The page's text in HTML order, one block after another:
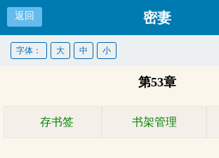
返回 密妻
字体： 大 中 小
第53章
存书签 书架管理